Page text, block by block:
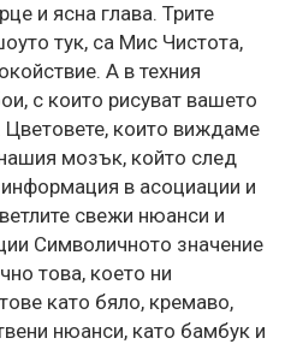
и ясна глава. Трите
тук, са Мис Чистота,
А в техния
с които рисуват вашето
които виждаме
мозък, който след
в асоциации и
свежи нюанси и
Символичното значение
това, което ни
като бяло, кремаво,
нюанси, като бамбук и